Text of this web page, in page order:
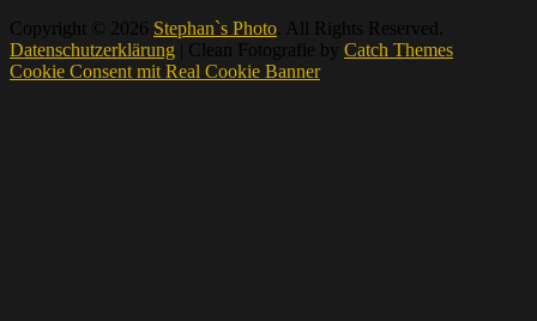
Copyright © 2026 Stephan`s Photo . All Rights Reserved.
Datenschutzerklärung | Clean Fotografie by Catch Themes
Scroll
Cookie Consent mit Real Cookie Banner